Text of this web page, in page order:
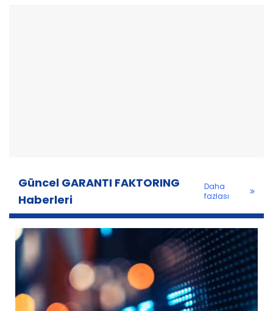
Güncel GARANTI FAKTORING
Haberleri
Daha
fazlası